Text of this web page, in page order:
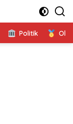
Politik